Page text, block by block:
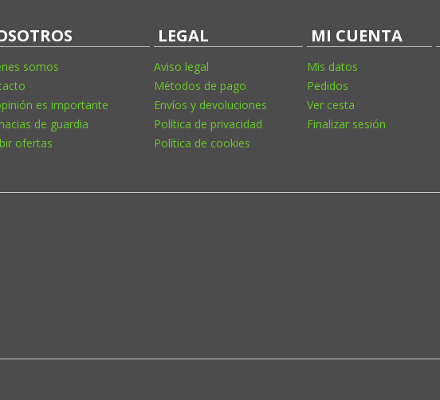
somos
es importante
de guardia
ofertas
LEGAL
Aviso legal
Métodos de pago
Envíos y devoluciones
Política de privacidad
Política de cookies
MI CUENTA
Mis datos
Pedidos
Ver cesta
Finalizar sesión